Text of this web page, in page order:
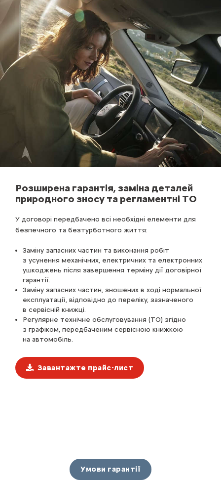
Розширена гарантія, заміна деталей
природного зносу та регламентні ТО
У договорі передбачено всі необхідні елементи для
безпечного та безтурботного життя:
Заміну запасних частин та виконання робіт
з усунення механічних, електричних та електронних
ушкоджень після завершення терміну дії договірної
гарантії.
Заміну запасних частин, зношених в ході нормальної
експлуатації, відповідно до переліку, зазначеного
в сервісній книжці.
Регулярне технічне обслуговування (ТО) згідно
з графіком, передбаченим сервісною книжкою
на автомобіль.
Завантажте прайс-лист
Умови гарантії